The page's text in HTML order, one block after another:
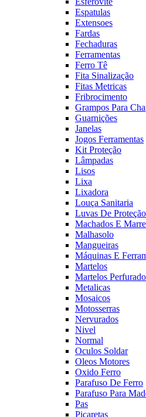
Espatulas
Extensoes
Fardas
Fechaduras
Ferramentas
Ferro Tê
Fita Sinalização
Fitas Metricas
Fribrocimento
Grampos Para
Guarnições
Janelas
Jogos Ferramentas
Kit Proteção
Lâmpadas
Lisos
Lixa
Lixadora
Louça Sanitaria
Luvas De
Machados E
Malhasolo
Mangueiras
Máquinas E
Martelos
Martelos
Metalicas
Mosaicos
Motosserras
Nervurados
Nivel
Normal
Oculos Soldar
Oleos Motores
Oxido Ferro
Parafuso De Ferro
Parafuso Para
Pas
Picaretas